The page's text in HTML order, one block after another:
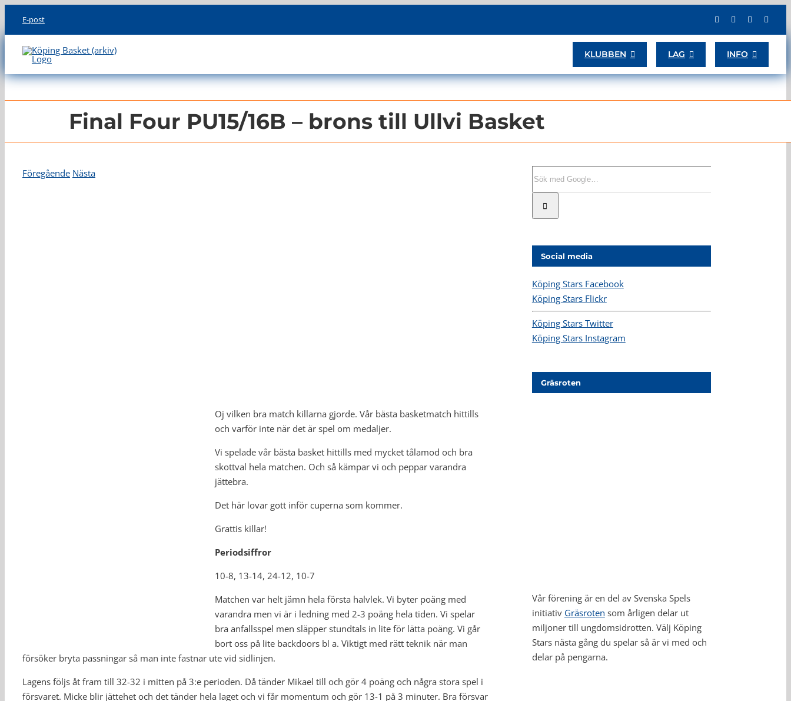
content
E-post
KLUBBEN LAG INFO
Final Four PU15/16B – brons till Ullvi Basket
Föregående Nästa
Oj vilken bra match killarna gjorde. Vår bästa basketmatch hittills
och varför inte när det är spel om medaljer.
Vi spelade vår bästa basket hittills med mycket tålamod och bra
skottval hela matchen. Och så kämpar vi och peppar varandra
jättebra.
Det här lovar gott inför cuperna som kommer.
Grattis killar!
Periodsiffror
10-8, 13-14, 24-12, 10-7
Matchen var helt jämn hela första halvlek. Vi byter poäng med
varandra men vi är i ledning med 2-3 poäng hela tiden. Vi spelar
bra anfallsspel men släpper stundtals in lite för lätta poäng. Vi går
bort oss på lite backdoors bl a. Viktigt med rätt teknik när man
försöker bryta passningar så man inte fastnar ute vid sidlinjen.
Lagens följs åt fram till 32-32 i mitten på 3:e perioden. Då tänder Mikael till och gör 4 poäng och några stora spel i
försvaret. Micke blir jättehet och det tänder hela laget och vi får momentum och gör 13-1 på 3 minuter. Bra försvar
Social media
Köping Stars Facebook
Köping Stars Flickr
Köping Stars Twitter
Köping Stars Instagram
Gräsroten
Vår förening är en del av Svenska Spels
initiativ Gräsroten som årligen delar ut
miljoner till ungdomsidrotten. Välj Köping
Stars nästa gång du spelar så är vi med och
delar på pengarna.